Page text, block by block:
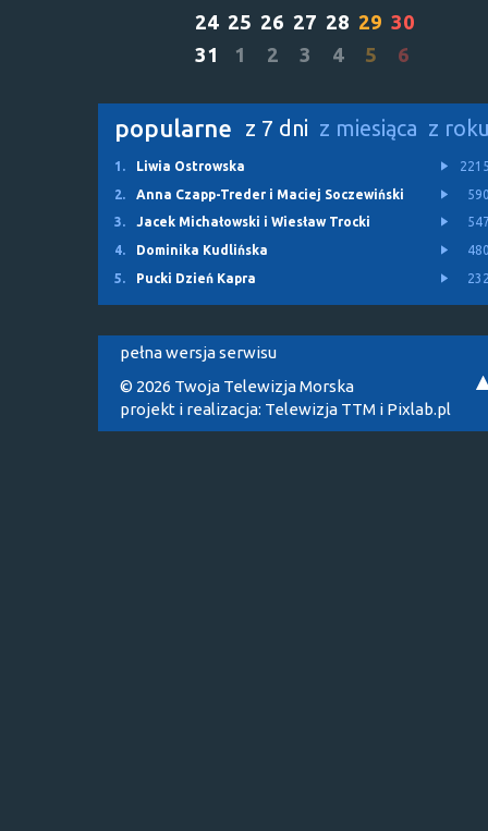
24 25 26 27 28 29 30
31
1 2 3 4 5 6
popularne z 7 dni z miesiąca z
1. Liwia Ostrowska
2.
Anna Czapp-Treder i Maciej Soczewiński
3.
Jacek Michałowski i Wiesław Trocki
4.
Dominika Kudlińska
5.
Pucki Dzień Kapra
pełna wersja serwisu
© 2026 Twoja Telewizja Morska
projekt i realizacja: Telewizja TTM i Pixlab.pl